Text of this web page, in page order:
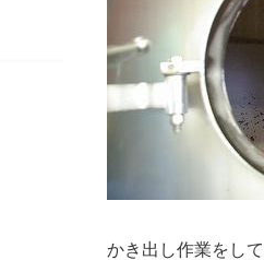
かき出し作業をし